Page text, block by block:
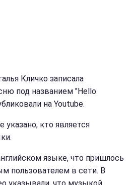
Кличко записала
под названием "Hello
на Youtube.
указано, кто является
языке, что пришлось
пользователем в сети. В